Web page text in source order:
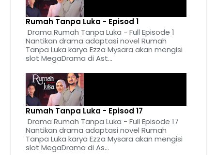
Rumah Tanpa Luka - Episod 1
Drama Rumah Tanpa Luka - Full Episode 1
Nantikan drama adaptasi novel Rumah
Tanpa Luka karya Ezza Mysara akan mengisi
slot MegaDrama di Ast...
Rumah Tanpa Luka - Episod 17
Drama Rumah Tanpa Luka - Full Episode 17
Nantikan drama adaptasi novel Rumah
Tanpa Luka karya Ezza Mysara akan mengisi
slot MegaDrama di As...